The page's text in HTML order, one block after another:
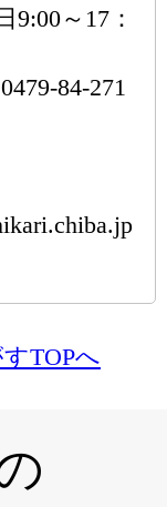
～17：
84-271
TOPへ